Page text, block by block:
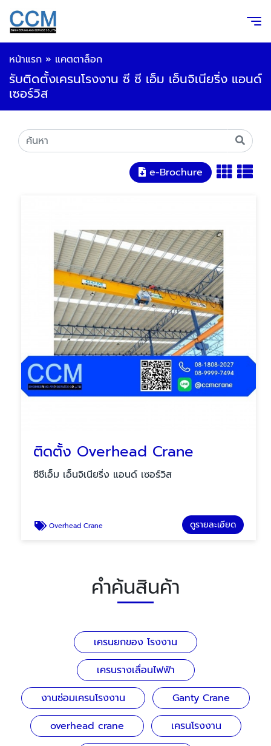
หน้าแรก » แคตตาล็อก
รับติดตั้งเครนโรงงาน ซี ซี เอ็ม เอ็นจิเนียริ่ง แอนด์
เซอร์วิส
e-Brochure
ติดตั้ง Overhead Crane
ซีซีเอ็ม เอ็นจิเนียริ่ง แอนด์ เซอร์วิส
Overhead Crane ดูรายละเอียด
คำค้นสินค้า
เครนยกของ โรงงาน
เครนรางเลื่อนไฟฟ้า
งานซ่อมเครนโรงงาน
Ganty Crane
overhead crane
เครนโรงงาน